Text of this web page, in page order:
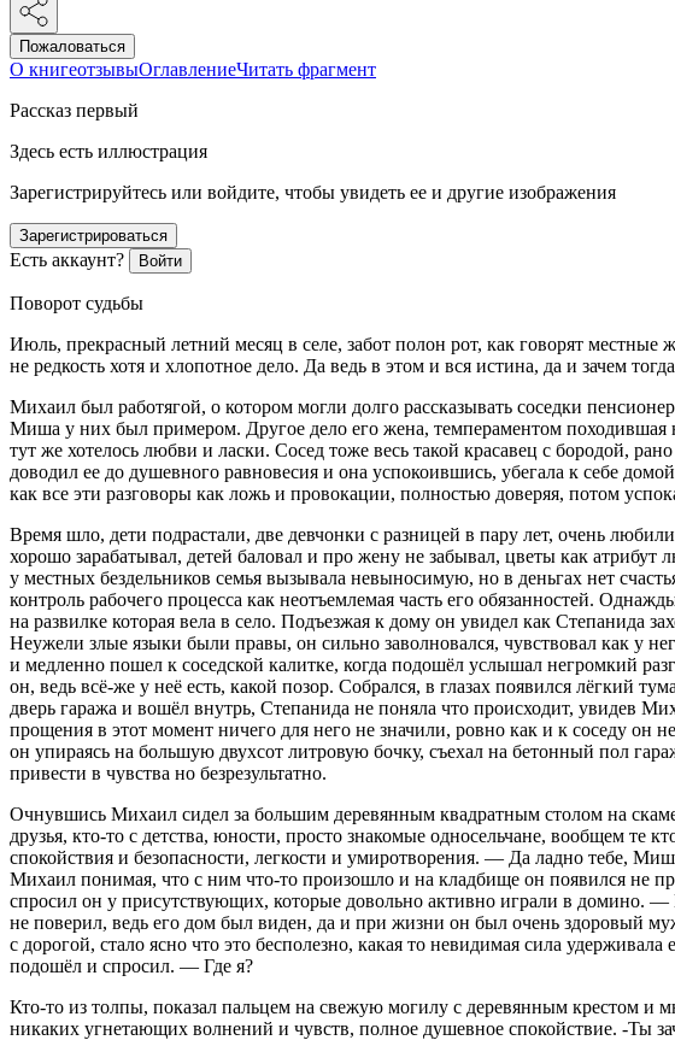
Пожаловаться
О книгеотзывыОглавлениеЧитать фрагмент
Рассказ первый
Здесь есть иллюстрация
Зарегистрируйтесь или войдите, чтобы увидеть ее и другие изображения
Зарегистрироваться
Есть аккаунт? Войти
Поворот судьбы
­Июль, прекрасный летний месяц в селе, забот полон рот, как говорят
не редкость хотя и хлопотное дело. Да ведь в этом и вся истина, да и зачем
Михаил был работягой, о котором могли долго рассказывать соседки
Миша у них был примером. Другое дело его жена, темпераментом походившая
тут же хотелось любви и ласки. Сосед тоже весь такой красавец с бородой,
доводил ее до душевного равновесия и она успокоившись, убегала к себе
как все эти разговоры как ложь и провокации, полностью доверяя, потом
Время шло, дети подрастали, две девчонки с разницей в пару лет, очень
хорошо зарабатывал, детей баловал и про жену не забывал, цветы как
у местных бездельников семья вызывала невыносимую, но в деньгах нет
контроль рабочего процесса как неотъемлемая часть его обязанностей.
на развилке которая вела в село. Подъезжая к дому он увидел как Степанида
Неужели злые языки были правы, он сильно заволновался, чувствовал как у
и медленно пошел к соседской калитке, когда подошёл услышал негромкий
он, ведь всё-же у неё есть, какой позор. Собрался, в глазах появился
дверь гаража и вошёл внутрь, Степанида не поняла что происходит, увидев
прощения в этот момент ничего для него не значили, ровно как и к соседу
он упираясь на большую двухсот литровую бочку, съехал на бетонный пол
привести в чувства но безрезультатно.
Очнувшись Михаил сидел за большим деревянным квадратным столом на
друзья, кто-то с детства, юности, просто знакомые односельчане, вообщем
спокойствия и безопасности, легкости и умиротворения. — Да ладно тебе,
Михаил понимая, что с ним что-то произошло и на кладбище он появился не
спросил он у присутствующих, которые довольно активно играли в домино.
не поверил, ведь его дом был виден, да и при жизни он был очень здоровый
с дорогой, стало ясно что это бесполезно, какая то невидимая сила
подошёл и спросил. — Где я?
Кто-то из толпы, показал пальцем на свежую могилу с деревянным крестом и
никаких угнетающих волнений и чувств, полное душевное спокойствие. -Ты